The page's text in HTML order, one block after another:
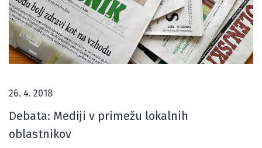
26. 4. 2018
Debata: Mediji v primežu lokalnih
oblastnikov